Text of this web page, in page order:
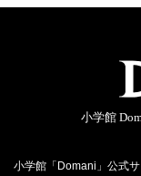
小学館
小学館「Domani」公式